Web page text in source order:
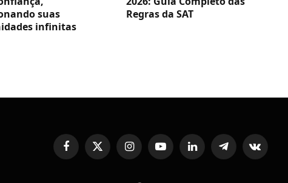
suas
infinitas
Regras da SAT
FacebookX
(Twitter)
InstagramYouTubeLinkedInTelegramVKontakte